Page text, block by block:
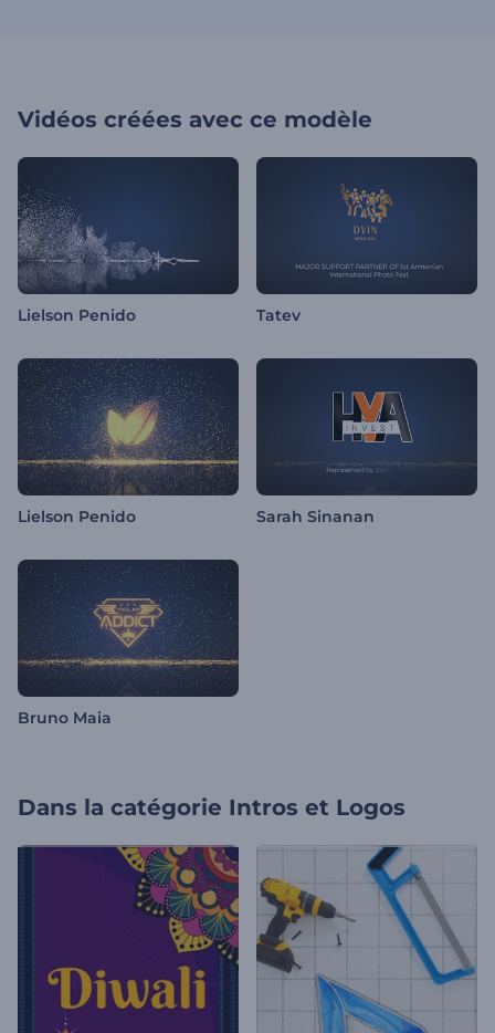
Vidéos créées avec ce modèle
Lielson Penido Tatev
Lielson Penido Sarah Sinanan
Bruno Maia
Dans la catégorie Intros et Logos